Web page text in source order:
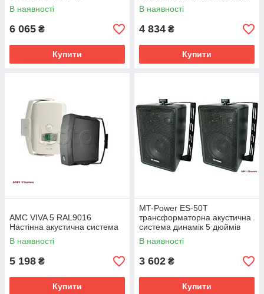
В наявності
6 065 ₴
Купити
В наявності
4 834 ₴
Купити
AMC VIVA 5 RAL9016
Настінна акустична система
В наявності
5 198 ₴
Купити
MT-Power ES-50T
трансформаторна акустична
система динамік 5 дюймів
В наявності
3 602 ₴
Купити